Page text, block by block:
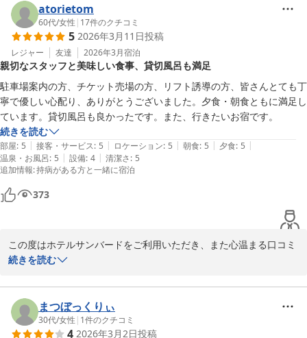
フ一同大変嬉しく拝見いたしました。ゲレンデ目の前という立地
が、お子様連れでのご旅行のお役に立てているとのこと、何よりで
ございます。
また、夜の圧雪車体験もお楽しみいただけたご様子で、大変嬉しく
思っております。普段なかなかできない体験として、思い出の一つ
になっておりましたら幸いでございます。
「また来シーズンも」とのお言葉を励みに、今後もご家族皆様に快
適で楽しいご滞在をご提供できるよう努めてまいります。
来シーズンもお会いできますことを、スタッフ一同心よりお待ちし
ております。
１１種類の貸切露天風呂 水上高原／奥利根温泉 ホテルサンバー
atorietom
60代/女性 | 17件のクチコミ
5 2026年3月11日投稿
レジャー 友達 2026年3月宿泊
親切なスタッフと美味しい食事、貸切風呂も満足
駐車場案内の方、チケット売場の方、リフト誘導の方、皆さんとても丁
寧で優しい心配り、ありがとうございました。夕食・朝食ともに満足し
ています。貸切風呂も良かったです。また、行きたいお宿です。
続きを読む
部屋: 5 | 接客・サービス: 5 | ロケーション: 5 | 朝食: 5 | 夕食: 5 |
温泉・お風呂: 5 | 設備: 4 | 清潔さ: 5
追加情報:持病がある方と一緒に宿泊
373
この度はホテルサンバードをご利用いただき、また心温まる口コミ
のご投稿をいただき誠にありがとうございます。
駐車場のご案内係、チケット売場、リフト誘導スタッフに至るま
で、温かいお言葉を頂戴し大変嬉しく拝見いたしました。現場で働
くスタッフ一人ひとりにとって何よりの励みとなります。
続きを読む
まつぼっくりぃ
30代/女性 | 1件のクチコミ
4 2026年3月2日投稿